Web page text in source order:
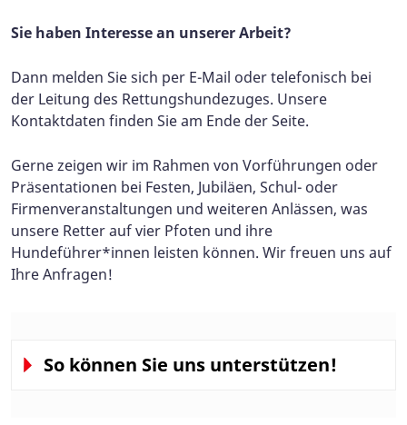
Sie haben Interesse an unserer Arbeit?
Dann melden Sie sich per E-Mail oder telefonisch bei
der Leitung des Rettungshundezuges. Unsere
Kontaktdaten finden Sie am Ende der Seite.
Gerne zeigen wir im Rahmen von Vorführungen oder
Präsentationen bei Festen, Jubiläen, Schul- oder
Firmenveranstaltungen und weiteren Anlässen, was
unsere Retter auf vier Pfoten und ihre
Hundeführer*innen leisten können. Wir freuen uns auf
Ihre Anfragen!
So können Sie uns unterstützen!